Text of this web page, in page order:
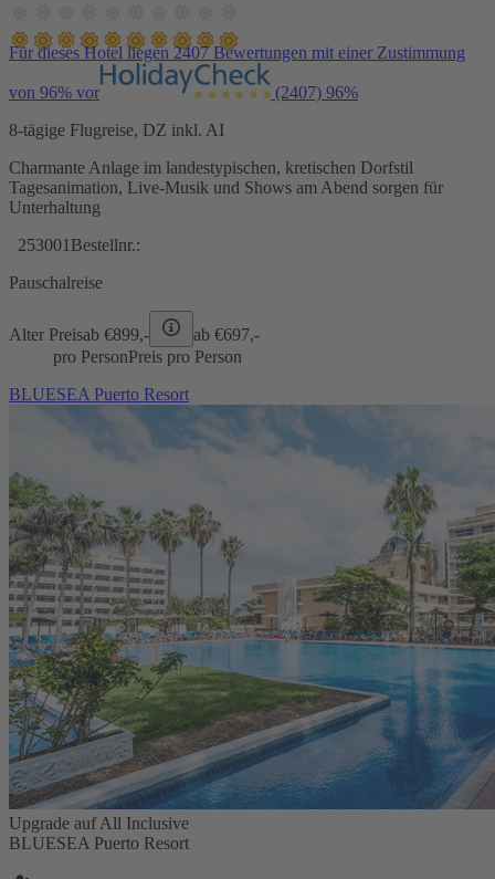
Für dieses Hotel liegen 2407 Bewertungen mit einer Zustimmung
von 96% vor (2407) 96%
8-tägige Flugreise, DZ inkl. AI
Charmante Anlage im landestypischen, kretischen Dorfstil
Tagesanimation, Live-Musik und Shows am Abend sorgen für
Unterhaltung
253001 Bestellnr.:
Pauschalreise
Alter Preisab €899,- ab €697,-
pro PersonPreis pro Person
BLUESEA Puerto Resort
Upgrade auf All Inclusive
BLUESEA Puerto Resort